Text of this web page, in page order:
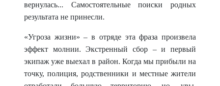
вернулась... Самостоятельные поиски родных
результата не принесли.
«Угроза жизни» – в отряде эта фраза произвела
эффект молнии. Экстренный сбор – и первый
экипаж уже выехал в район. Когда мы прибыли на
точку, полиция, родственники и местные жители